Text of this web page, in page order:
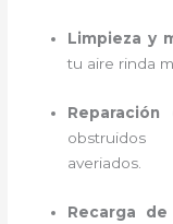
Limpieza y
tu aire rinda
obstruidos
averiados.
Recarga